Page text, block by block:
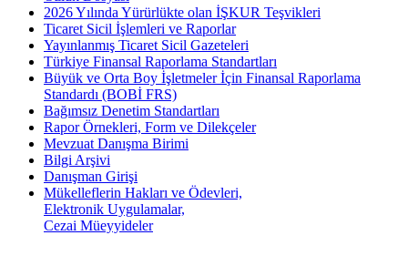
2026 Yılında Yürürlükte olan İŞKUR Teşvikleri
Ticaret Sicil İşlemleri ve Raporlar
Yayınlanmış Ticaret Sicil Gazeteleri
Türkiye Finansal Raporlama Standartları
Büyük ve Orta Boy İşletmeler İçin Finansal Raporlama
Standardı (BOBİ FRS)
Bağımsız Denetim Standartları
Rapor Örnekleri, Form ve Dilekçeler
Mevzuat Danışma Birimi
Bilgi Arşivi
Danışman Girişi
Mükelleflerin Hakları ve Ödevleri,
Elektronik Uygulamalar,
Cezai Müeyyideler